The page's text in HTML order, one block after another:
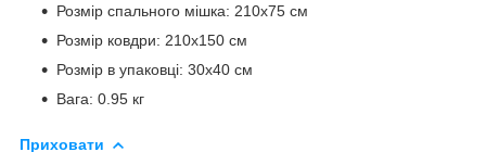
Розмір спального мішка: 210х75 см
Розмір ковдри: 210х150 см
Розмір в упаковці: 30x40 см
Вага: 0.95 кг
Приховати